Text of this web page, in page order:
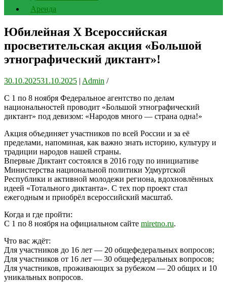
Аренда
Юбилейная X Всероссийская
просветительская акция «Большой
этнографический диктант»!
30.10.202531.10.2025 | Admin /
С 1 по 8 ноября Федеральное агентство по делам
национальностей проводит «Большой этнографический
диктант» под девизом: «Народов много — страна одна!»
Акция объединяет участников по всей России и за её
пределами, напоминая, как важно знать историю, культуру и
традиции народов нашей страны.
Впервые Диктант состоялся в 2016 году по инициативе
Министерства национальной политики Удмуртской
Республики и активной молодежи региона, вдохновлённых
идеей «Тотального диктанта». С тех пор проект стал
ежегодным и приобрёл всероссийский масштаб.
Когда и где пройти:
С 1 по 8 ноября на официальном сайте miretno.ru.
Что вас ждёт:
Для участников до 16 лет — 20 общефедеральных вопросов;
Для участников от 16 лет — 30 общефедеральных вопросов;
Для участников, проживающих за рубежом — 20 общих и 10
уникальных вопросов.